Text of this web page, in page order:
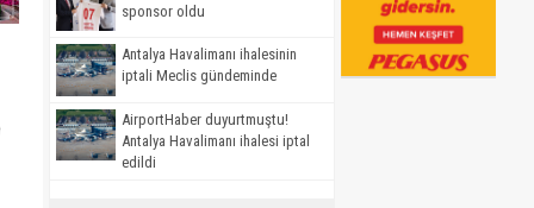
sponsor oldu
Antalya Havalimanı ihalesinin
iptali Meclis gündeminde
AirportHaber duyurtmuştu!
Antalya Havalimanı ihalesi iptal
edildi